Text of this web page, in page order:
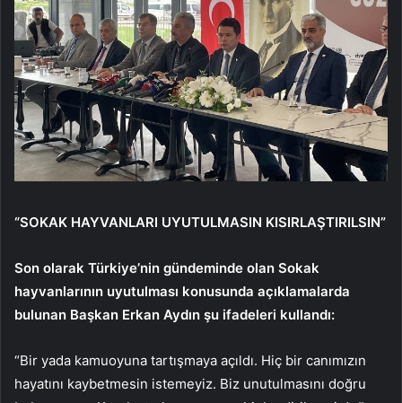
“SOKAK HAYVANLARI UYUTULMASIN KISIRLAŞTIRILSIN”
Son olarak Türkiye’nin gündeminde olan Sokak
hayvanlarının uyutulması konusunda açıklamalarda
bulunan Başkan Erkan Aydın şu ifadeleri kullandı:
“Bir yada kamuoyuna tartışmaya açıldı. Hiç bir canımızın
hayatını kaybetmesin istemeyiz. Biz unutulmasını doğru